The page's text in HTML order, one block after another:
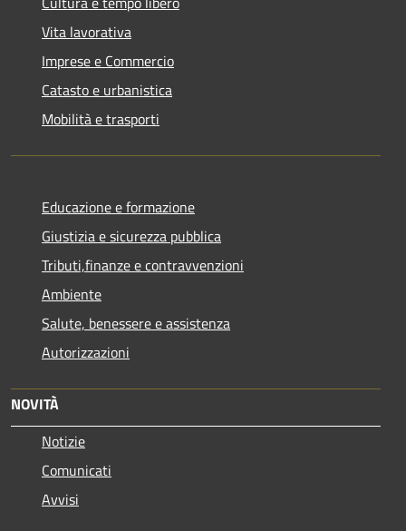
Vita lavorativa
Imprese e Commercio
Catasto e urbanistica
Mobilità e trasporti
Educazione e formazione
Giustizia e sicurezza pubblica
Tributi,finanze e contravvenzioni
Ambiente
Salute, benessere e assistenza
Autorizzazioni
NOVITÀ
Notizie
Comunicati
Avvisi